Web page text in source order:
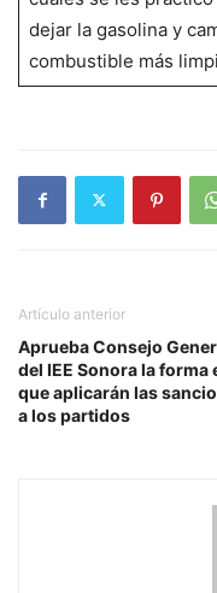
dejar la gasolina y
combustible más
Artículo anterior
Aprueba Consejo
del IEE Sonora la forma
que aplicarán las
a los partidos